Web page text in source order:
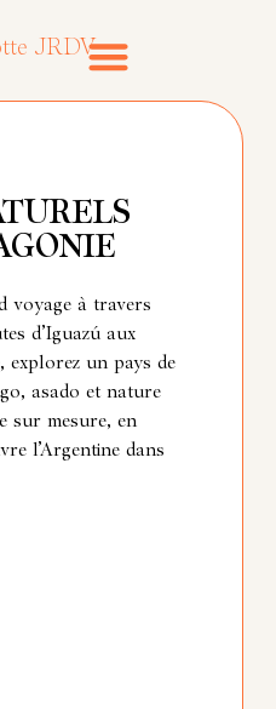
voyage à travers
d’Iguazú aux
explorez un pays de
asado et nature
sur mesure, en
l’Argentine dans